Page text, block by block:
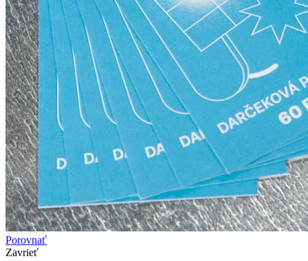
Porovnať
Zavrieť